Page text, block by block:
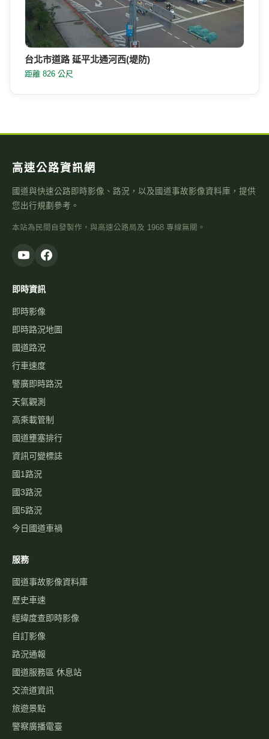
台北市道路 延平北通河西(堤防)
距離 826 公尺
高速公路資訊網
國道與快速公路即時影像、路況，以及國道事故影像資料庫，提供
您出行規劃參考。
本站為民間自發製作，與高速公路局及 1968 專線無關。
即時資訊
即時影像
即時路況地圖
國道路況
行車速度
警廣即時路況
天氣觀測
高乘載管制
國道壅塞排行
資訊可變標誌
國1路況
國3路況
國5路況
今日國道車禍
服務
國道事故影像資料庫
歷史車速
經緯度查即時影像
自訂影像
路況通報
國道服務區 休息站
交流道資訊
旅遊景點
警察廣播電臺